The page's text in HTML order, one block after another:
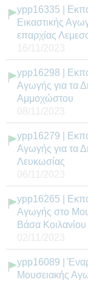
ypp16335 |
Εικαστικής
επαρχίας
16/11/2023
ypp16298 |
Αγωγής για τα
Αμμοχώστου
08/11/2023
ypp16279 |
Αγωγής για τα
Λευκωσίας
06/11/2023
ypp16265 |
Αγωγής στο
Βάσα Κοιλανίου
02/11/2023
ypp16089 |
Μουσειακής